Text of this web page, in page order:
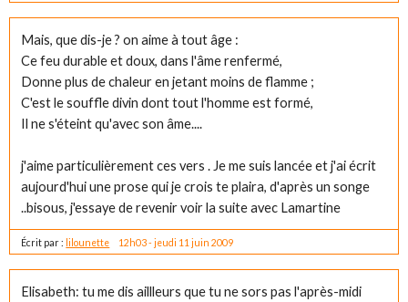
Mais, que dis-je ? on aime à tout âge :
Ce feu durable et doux, dans l'âme renfermé,
Donne plus de chaleur en jetant moins de flamme ;
C'est le souffle divin dont tout l'homme est formé,
Il ne s'éteint qu'avec son âme....
j'aime particulièrement ces vers . Je me suis lancée et j'ai écrit
aujourd'hui une prose qui je crois te plaira, d'après un songe
..bisous, j'essaye de revenir voir la suite avec Lamartine
Écrit par : lilounette 12h03-jeudi 11 juin 2009
Elisabeth: tu me dis aillleurs que tu ne sors pas l'après-midi